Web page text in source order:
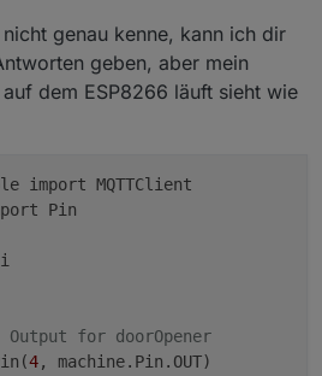
genau kenne, kann ich dir
geben, aber mein
dem ESP8266 läuft sieht wie
import MQTTClient
Pin
for doorOpener
4, machine.Pin.OUT)